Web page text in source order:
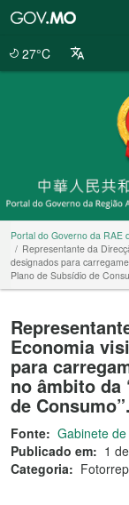
27°C
Portal do Governo da RAE
Representante da
designados para
Plano de Subsídio de
Economia
para
no âmbito da
de Consumo”.
Fonte: Gabinete
Publicado em: 1
Categoria: